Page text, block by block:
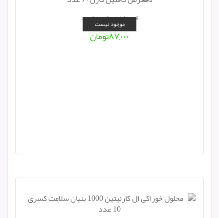
موجود نیست
قرص کافئین کارن ۶۰ عدد
۸۷,۰۰۰تومان